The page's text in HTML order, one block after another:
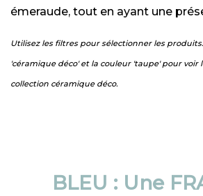
émeraude, tout en ayant une
Utilisez les filtres pour sélectionner les
'céramique déco' et la couleur 'taupe' pour voir
collection céramique déco.
BLEU : Une